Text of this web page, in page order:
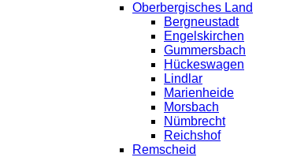
Oberbergisches Land
Bergneustadt
Engelskirchen
Gummersbach
Hückeswagen
Lindlar
Marienheide
Morsbach
Nümbrecht
Reichshof
Remscheid